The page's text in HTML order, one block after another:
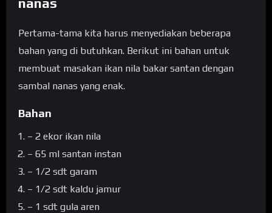
nanas
Pertama-tama kita harus menyediakan beberapa
bahan yang di butuhkan. Berikut ini bahan untuk
membuat masakan ikan nila bakar santan dengan
sambal nanas yang enak.
Bahan
– 2 ekor ikan nila
– 65 ml santan instan
– 1/2 sdt garam
– 1/2 sdt kaldu jamur
– 1 sdt gula aren